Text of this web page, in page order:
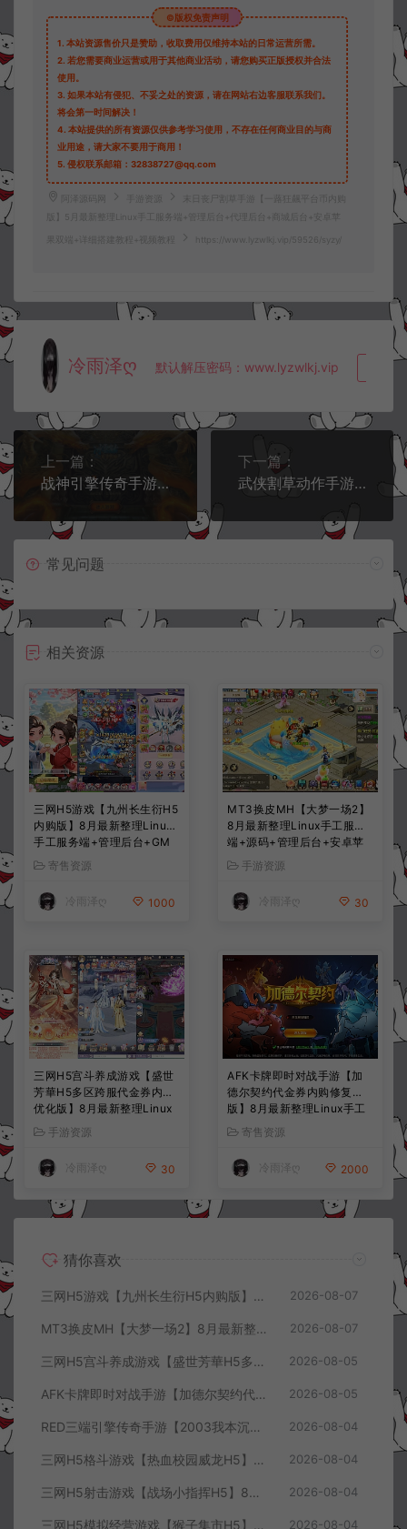
©版权免责声明
1. 本站资源售价只是赞助，收取费用仅维持本站的日常运营所需。
2. 若您需要商业运营或用于其他商业活动，请您购买正版授权并合法
使用。
3. 如果本站有侵犯、不妥之处的资源，请在网站右边客服联系我们。
将会第一时间解决！
4. 本站提供的所有资源仅供参考学习使用，不存在任何商业目的与商
业用途，请大家不要用于商用！
5. 侵权联系邮箱：32838727@qq.com
阿泽源码网 手游资源
末日丧尸割草手游【一蕗狂飆平台币内购
版】5月最新整理Linux手工服务端+管理后台+代理后台+商城后台+安卓苹
果双端+详细搭建教程+视频教程 https://www.lyzwlkj.vip/59526/syzy/
冷雨泽ღ 默认解压密码：www.lyzwlkj.vip
上一篇：
战神引擎传奇手游【1.80夜雨复古v2金蛇传奇[白猪7.2免受权版]】5月最新整理Win一键服务端+GM充值后台+安卓苹果双端+详细搭建教程+视频教程
下一篇：
武侠割草动作手游【江湖墨迹大侠代金券内购52章完整版】5月最新整理Linux手工服务端+全套加解密工具+活动全开+CDK授权后台+安卓苹果双端+详细搭建教程+视频教程
常见问题
相关资源
三网H5游戏【九州长生衍H5
内购版】8月最新整理Linux
手工服务端+管理后台+GM
授权后台+简易安卓客户端
+详细搭建教程+视频教程
寄售资源
冷雨泽ღ 1000
MT3换皮MH【大梦一场2】
8月最新整理Linux手工服务
端+源码+管理后台+安卓苹
果双端+详细搭建教程+视频
教程
手游资源
冷雨泽ღ 30
三网H5宫斗养成游戏【盛世
芳華H5多区跨服代金券内购
优化版】8月最新整理Linux
手工服务端+CDK授权后台
+全资源安卓+详细搭建教程
+视频教程
手游资源
冷雨泽ღ 30
AFK卡牌即时对战手游【加
德尔契约代金券内购修复
版】8月最新整理Linux手工
服务端+前后端全套源码+CD
K授权后台+安卓苹果双端
+详细搭建教程+视频教程
寄售资源
冷雨泽ღ 2000
猜你喜欢
三网H5游戏【九州长生衍H5内购版】8月最新整理Linux手工服务端+管理后台+GM授权后台+简易安卓客户端+详细搭建教程+视频教程 2026-08-07
MT3换皮MH【大梦一场2】8月最新整理Linux手工服务端+源码+管理后台+安卓苹果双端+详细搭建教程+视频教程 2026-08-07
三网H5宫斗养成游戏【盛世芳華H5多区跨服代金券内购优化版】8月最新整理Linux手工服务端+CDK授权后台+全资源安卓+详细搭建教程+视频教程 2026-08-05
AFK卡牌即时对战手游【加德尔契约代金券内购修复版】8月最新整理Linux手工服务端+前后端全套源码+CDK授权后台+安卓苹果双端+详细搭建教程+视频教程 2026-08-05
RED三端引擎传奇手游【2003我本沉默三职业】8月最新整理Win一键服务端+PC安卓+详细搭建教程 2026-08-04
三网H5格斗游戏【热血校园威龙H5】8月最新整理Linux手工服务端+Win一键服务端+解压即玩+简易安卓客户端+详细搭建教程 2026-08-04
三网H5射击游戏【战场小指挥H5】8月最新整理Linux手工服务端+Win一键服务端+解压即玩+简易安卓客户端+详细搭建教程 2026-08-04
三网H5模拟经营游戏【猴子集市H5】8月最新整理Linux手工服务端+Win一键服务端+解压即玩+简易安卓客户端+详细搭建教程 2026-08-04